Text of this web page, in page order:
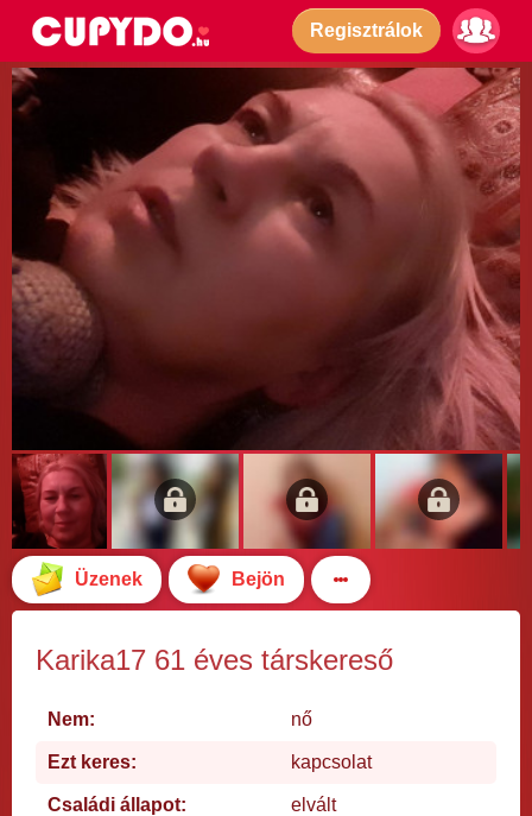
Regisztrálok
Üzenek Bejön
Karika17 61 éves társkereső
Nem: nő
Ezt keres: kapcsolat
Családi állapot: elvált